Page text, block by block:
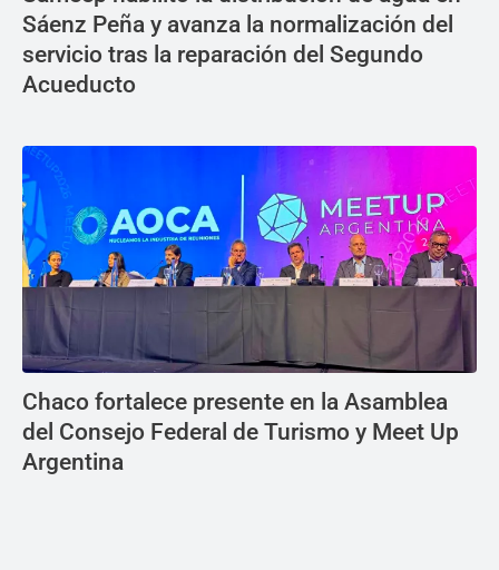
Sáenz Peña y avanza la normalización del
servicio tras la reparación del Segundo
Acueducto
Chaco fortalece presente en la Asamblea
del Consejo Federal de Turismo y Meet Up
Argentina